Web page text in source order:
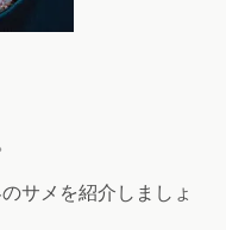
サメを紹介しましょ